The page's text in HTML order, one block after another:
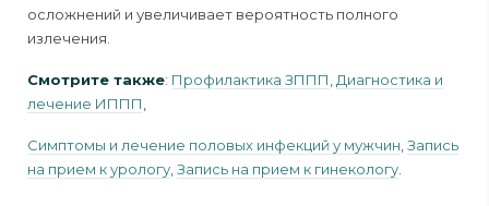
осложнений и увеличивает вероятность полного
излечения.
Смотрите также: Профилактика ЗППП Диагностика и
лечение ИППП
Симптомы и лечение половых инфекций у мужчин Запись
на прием к урологу Запись на прием к гинекологу